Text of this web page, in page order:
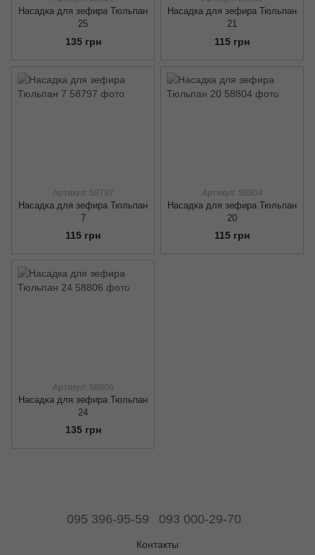
Насадка для зефира Тюльпан
25
135 грн
Насадка для зефира Тюльпан
21
115 грн
Артикул: 58797
Насадка для зефира Тюльпан
7
115 грн
Артикул: 58804
Насадка для зефира Тюльпан
20
115 грн
Артикул: 58806
Насадка для зефира Тюльпан
24
135 грн
095 396-95-59 093 000-29-70
Контакты